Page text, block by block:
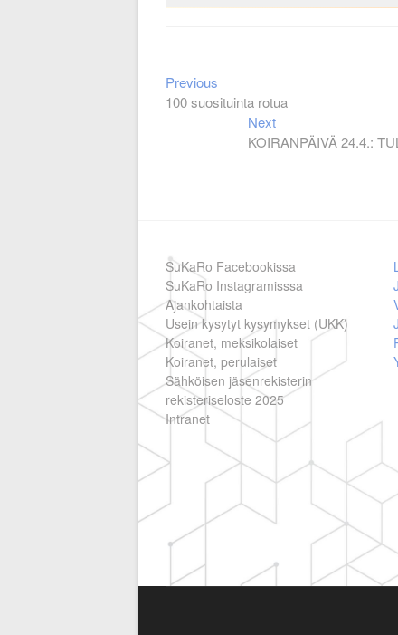
Artikkelien
selaus
Previous
post:
100 suosituinta rotua
NextNext
post:
KOIRANPÄIVÄ 24.4.:
SuKaRo Facebookissa
SuKaRo Instagramisssa
Ajankohtaista
Usein kysytyt kysymykset (UKK)
Koiranet, meksikolaiset
Koiranet, perulaiset
Sähköisen jäsenrekisterin
rekisteriseloste 2025
Intranet